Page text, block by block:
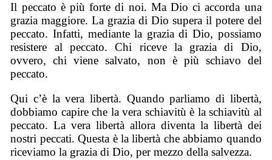
Il peccato è più forte di noi. Ma Dio ci accorda una
grazia maggiore. La grazia di Dio supera il potere del
peccato. Infatti, mediante la grazia di Dio, possiamo
resistere al peccato. Chi riceve la grazia di Dio,
ovvero, chi viene salvato, non è più schiavo del
peccato.
Qui c’è la vera libertà. Quando parliamo di libertà,
dobbiamo capire che la vera schiavitù è la schiavitù al
peccato. La vera libertà allora diventa la libertà dei
nostri peccati. Questa è la libertà che abbiamo quando
riceviamo la grazia di Dio, per mezzo della salvezza.